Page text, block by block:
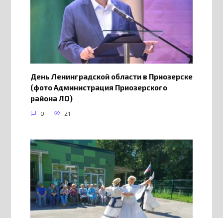
День Ленинградской области в Приозерске
(фото Администрация Приозерского
района ЛО)
0 21